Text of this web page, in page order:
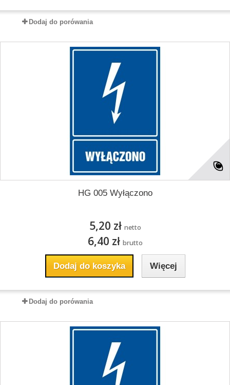
Dodaj do porówania
HG 005 Wyłączono
5,20 zł netto
6,40 zł brutto
Dodaj do koszyka Więcej
Dodaj do porówania